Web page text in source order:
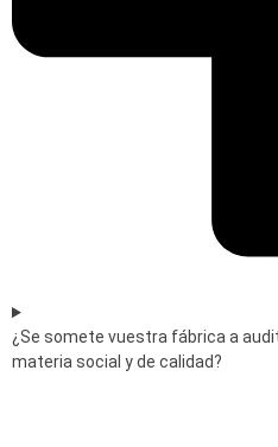
¿Se somete vuestra fábrica a
materia social y de calidad?